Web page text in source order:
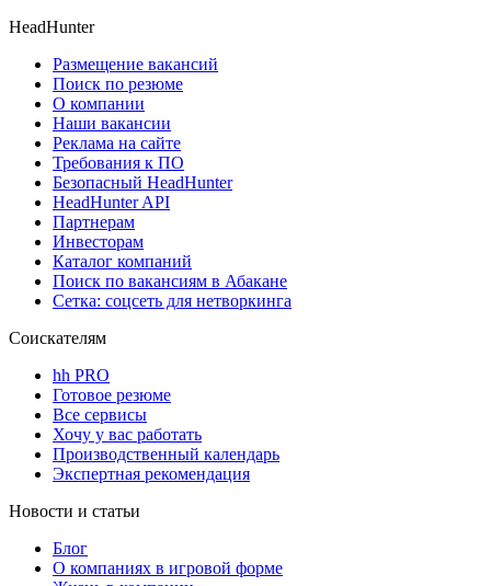
HeadHunter
Размещение вакансий
Поиск по резюме
О компании
Наши вакансии
Реклама на сайте
Требования к ПО
Безопасный HeadHunter
HeadHunter API
Партнерам
Инвесторам
Каталог компаний
Поиск по вакансиям в Абакане
Сетка: соцсеть для нетворкинга
Соискателям
hh PRO
Готовое резюме
Все сервисы
Хочу у вас работать
Производственный календарь
Экспертная рекомендация
Новости и статьи
Блог
О компаниях в игровой форме